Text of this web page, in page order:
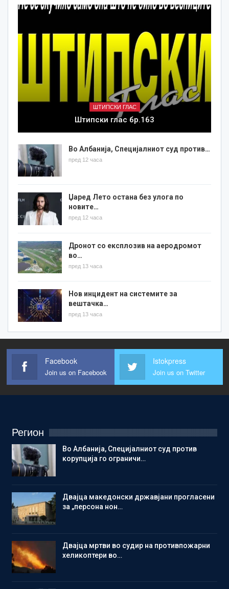
ШТИПСКИ ГЛАС
Штипски глас бр.163
Во Албанија, Специјалниот суд против…
пред 12 часа
Џаред Лето остана без улога по
новите…
пред 12 часа
Дронот со експлозив на аеродромот
во…
пред 13 часа
Нов инцидент на системите за
вештачка…
пред 13 часа
Facebook
Join us on Facebook
Istokpress
Join us on Twitter
Регион
Во Албанија, Специјалниот суд против
корупција го ограничи…
Двајца македонски државјани прогласени
за „персона нон…
Двајца мртви во судир на противпожарни
хеликоптери во…